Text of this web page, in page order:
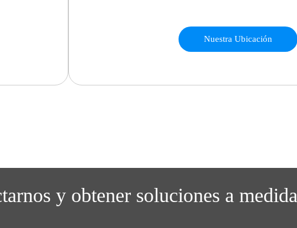
Nuestra Ubicación
y obtener soluciones a medida